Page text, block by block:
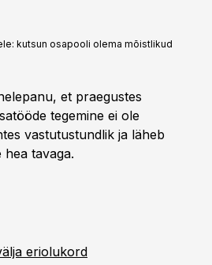
kutsun osapooli olema mõistlikud
et praegustes
tegemine ei ole
vastutustundlik ja läheb
tavaga.
eriolukord